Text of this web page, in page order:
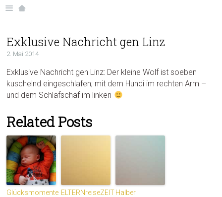
Exklusive Nachricht gen Linz
2. Mai 2014
Exklusive Nachricht gen Linz: Der kleine Wolf ist soeben
kuschelnd eingeschlafen; mit dem Hundi im rechten Arm –
und dem Schlafschaf im linken
Related Posts
Glücksmomente ELTERNreiseZEITHalber